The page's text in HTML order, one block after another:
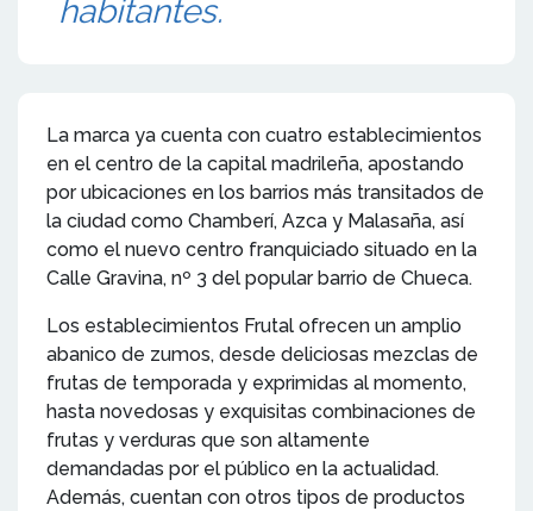
habitantes.
La marca ya cuenta con cuatro establecimientos
en el centro de la capital madrileña, apostando
por ubicaciones en los barrios más transitados de
la ciudad como Chamberí, Azca y Malasaña, así
como el nuevo centro franquiciado situado en la
Calle Gravina, nº 3 del popular barrio de Chueca.
Los establecimientos Frutal ofrecen un amplio
abanico de zumos, desde deliciosas mezclas de
frutas de temporada y exprimidas al momento,
hasta novedosas y exquisitas combinaciones de
frutas y verduras que son altamente
demandadas por el público en la actualidad.
Además, cuentan con otros tipos de productos